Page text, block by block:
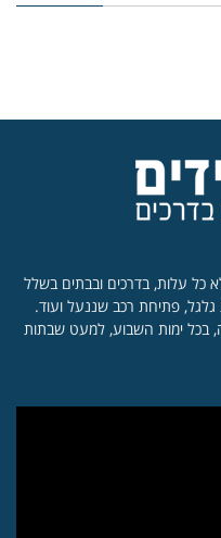
כל עלות, בדרכים ובבתים בשלל
פתיחת רכב שננעל ועוד.
24 שעות ביממה, בכל ימות השבוע, למעט שבתות